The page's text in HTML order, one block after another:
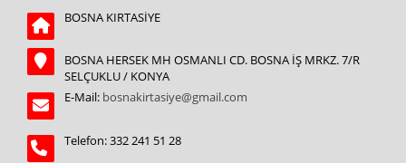
BOSNA KIRTASİYE
BOSNA HERSEK MH OSMANLI CD. BOSNA İŞ MRKZ. 7/R
SELÇUKLU / KONYA
E-Mail: bosnakirtasiye@gmail.com
Telefon: 332 241 51 28